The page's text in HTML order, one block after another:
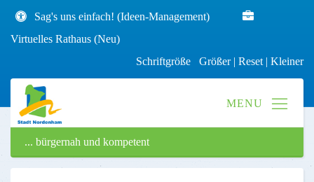
Sag's uns einfach! (Ideen-Management)
Virtuelles Rathaus (Neu)
Schriftgröße Größer| Reset | Kleiner
... bürgernah und kompetent